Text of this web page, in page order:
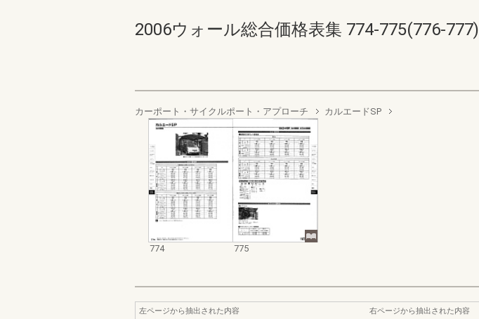
2006ウォール総合価格表集 774-775(776-777)
カーポート・サイクルポート・アプローチ カルエードSP
774 775
左ページから抽出された内容
右ページから抽出された内容